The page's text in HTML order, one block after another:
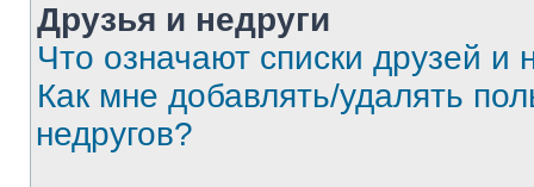
Друзья и недруги
Что означают списки друзей и
Как мне добавлять/удалять
недругов?